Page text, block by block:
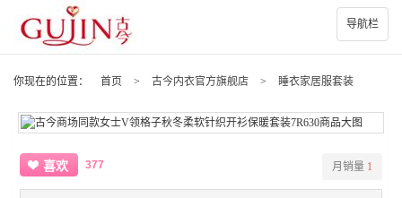
导航栏
你现在的位置： 首页 > 古今内衣官方旗舰店 > 睡衣家居服套装
喜欢 377 月销量 1